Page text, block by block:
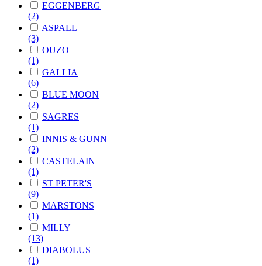
EGGENBERG
(2)
ASPALL
(3)
OUZO
(1)
GALLIA
(6)
BLUE MOON
(2)
SAGRES
(1)
INNIS & GUNN
(2)
CASTELAIN
(1)
ST PETER'S
(9)
MARSTONS
(1)
MILLY
(13)
DIABOLUS
(1)